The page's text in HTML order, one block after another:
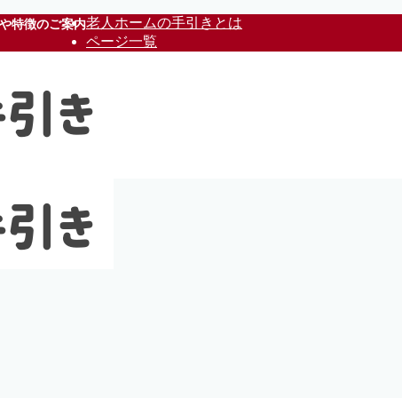
特徴のご案内老人ホームの手引きとは
ページ一覧